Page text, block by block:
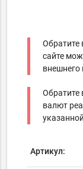
Обратите
сайте
внешнего
Обратите
валют
Артикул: